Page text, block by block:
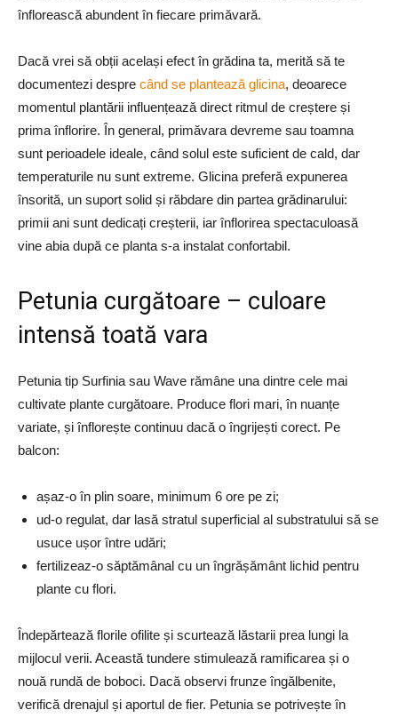
înflorească abundent în fiecare primăvară.
Dacă vrei să obții același efect în grădina ta, merită să te
documentezi despre când se plantează glicina, deoarece
momentul plantării influențează direct ritmul de creștere și
prima înflorire. În general, primăvara devreme sau toamna
sunt perioadele ideale, când solul este suficient de cald, dar
temperaturile nu sunt extreme. Glicina preferă expunerea
însorită, un suport solid și răbdare din partea grădinarului:
primii ani sunt dedicați creșterii, iar înflorirea spectaculoasă
vine abia după ce planta s-a instalat confortabil.
Petunia curgătoare – culoare
intensă toată vara
Petunia tip Surfinia sau Wave rămâne una dintre cele mai
cultivate plante curgătoare. Produce flori mari, în nuanțe
variate, și înflorește continuu dacă o îngrijești corect. Pe
balcon:
așaz-o în plin soare, minimum 6 ore pe zi;
ud-o regulat, dar lasă stratul superficial al substratului să se
usuce ușor între udări;
fertilizeaz-o săptămânal cu un îngrășământ lichid pentru
plante cu flori.
Îndepărtează florile ofilite și scurtează lăstarii prea lungi la
mijlocul verii. Această tundere stimulează ramificarea și o
nouă rundă de boboci. Dacă observi frunze îngălbenite,
verifică drenajul și aportul de fier. Petunia se potrivește în